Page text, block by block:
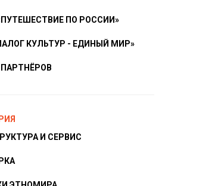
ПО РОССИИ»
КУЛЬТУР - ЕДИНЫЙ МИР»
И СЕРВИС